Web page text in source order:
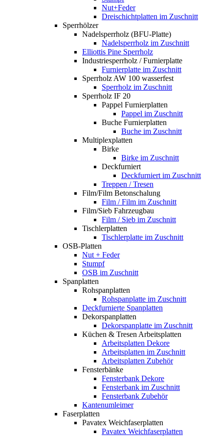
Nut+Feder
Dreischichtplatten im Zuschnitt
Sperrhölzer
Nadelsperrholz (BFU-Platte)
Nadelsperrholz im Zuschnitt
Elliottis Pine Sperrholz
Industriesperrholz / Furnierplatte
Furnierplatte im Zuschnitt
Sperrholz AW 100 wasserfest
Sperrholz im Zuschnitt
Sperrholz IF 20
Pappel Furnierplatten
Pappel im Zuschnitt
Buche Furnierplatten
Buche im Zuschnitt
Multiplexplatten
Birke
Birke im Zuschnitt
Deckfurniert
Deckfurniert im Zuschnitt
Treppen / Tresen
Film/Film Betonschalung
Film / Film im Zuschnitt
Film/Sieb Fahrzeugbau
Film / Sieb im Zuschnitt
Tischlerplatten
Tischlerplatte im Zuschnitt
OSB-Platten
Nut + Feder
Stumpf
OSB im Zuschnitt
Spanplatten
Rohspanplatten
Rohspanplatte im Zuschnitt
Deckfurnierte Spanplatten
Dekorspanplatten
Dekorspanplatte im Zuschnitt
Küchen & Tresen Arbeitsplatten
Arbeitsplatten Dekore
Arbeitsplatten im Zuschnitt
Arbeitsplatten Zubehör
Fensterbänke
Fensterbank Dekore
Fensterbank im Zuschnitt
Fensterbank Zubehör
Kantenumleimer
Faserplatten
Pavatex Weichfaserplatten
Pavatex Weichfaserplatten